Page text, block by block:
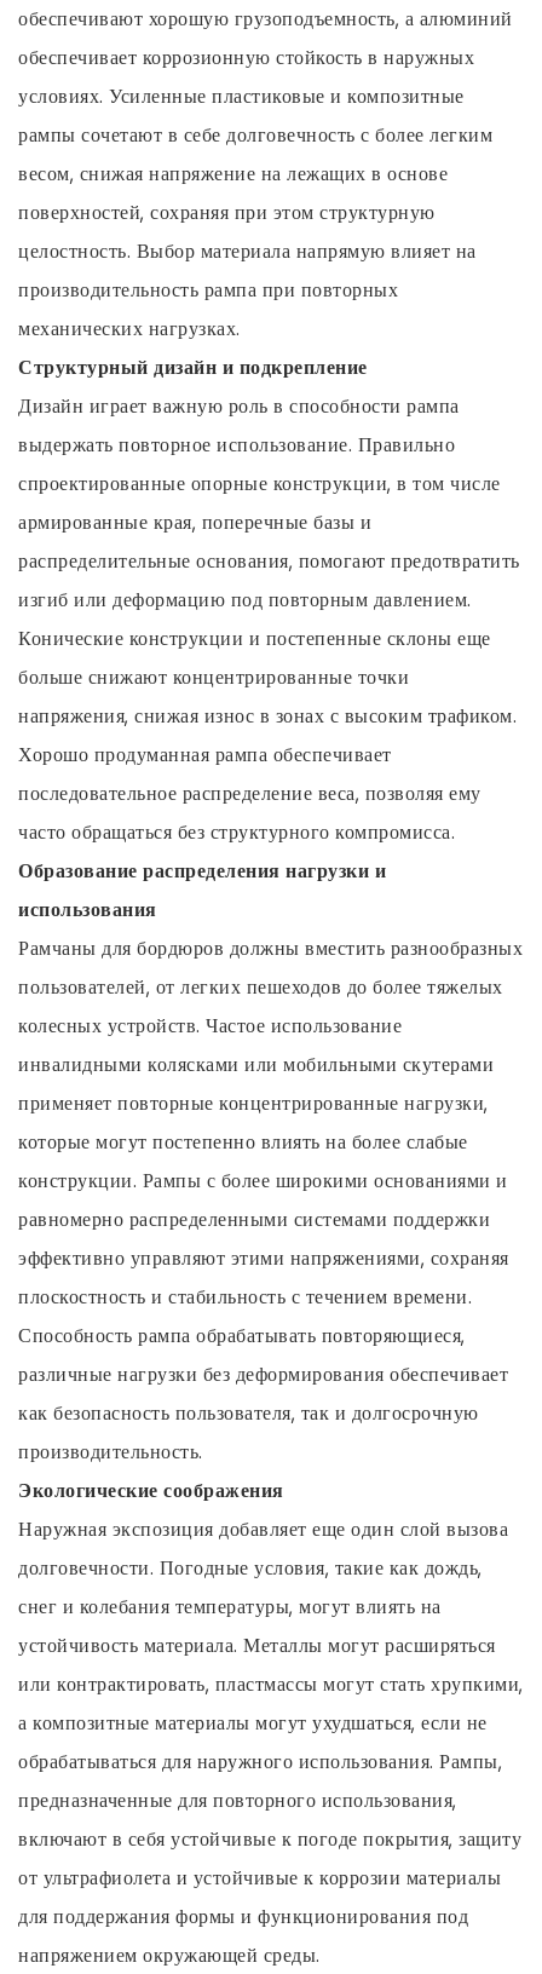
обеспечивают хорошую грузоподъемность, а алюминий
обеспечивает коррозионную стойкость в наружных
условиях. Усиленные пластиковые и композитные
рампы сочетают в себе долговечность с более легким
весом, снижая напряжение на лежащих в основе
поверхностей, сохраняя при этом структурную
целостность. Выбор материала напрямую влияет на
производительность рампа при повторных
механических нагрузках.
Структурный дизайн и подкрепление
Дизайн играет важную роль в способности рампа
выдержать повторное использование. Правильно
спроектированные опорные конструкции, в том числе
армированные края, поперечные базы и
распределительные основания, помогают предотвратить
изгиб или деформацию под повторным давлением.
Конические конструкции и постепенные склоны еще
больше снижают концентрированные точки
напряжения, снижая износ в зонах с высоким трафиком.
Хорошо продуманная рампа обеспечивает
последовательное распределение веса, позволяя ему
часто обращаться без структурного компромисса.
Образование распределения нагрузки и
использования
Рамчаны для бордюров должны вместить разнообразных
пользователей, от легких пешеходов до более тяжелых
колесных устройств. Частое использование
инвалидными колясками или мобильными скутерами
применяет повторные концентрированные нагрузки,
которые могут постепенно влиять на более слабые
конструкции. Рампы с более широкими основаниями и
равномерно распределенными системами поддержки
эффективно управляют этими напряжениями, сохраняя
плоскостность и стабильность с течением времени.
Способность рампа обрабатывать повторяющиеся,
различные нагрузки без деформирования обеспечивает
как безопасность пользователя, так и долгосрочную
производительность.
Экологические соображения
Наружная экспозиция добавляет еще один слой вызова
долговечности. Погодные условия, такие как дождь,
снег и колебания температуры, могут влиять на
устойчивость материала. Металлы могут расширяться
или контрактировать, пластмассы могут стать хрупкими,
а композитные материалы могут ухудшаться, если не
обрабатываться для наружного использования. Рампы,
предназначенные для повторного использования,
включают в себя устойчивые к погоде покрытия, защиту
от ультрафиолета и устойчивые к коррозии материалы
для поддержания формы и функционирования под
напряжением окружающей среды.